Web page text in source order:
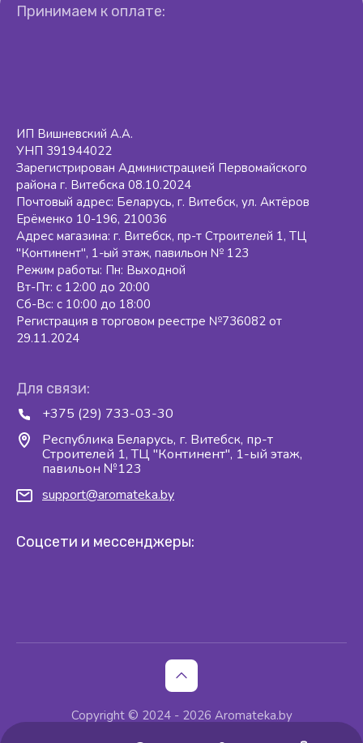
Для связи:
+375 (29) 733-03-30
Республика Беларусь, г. Витебск, пр-т
Строителей 1, ТЦ "Континент", 1-ый этаж,
павильон №123
support@aromateka.by
Соцсети и мессенджеры:
Принимаем к оплате:
ИП Вишневский А.А.
УНП 391944022
Зарегистрирован Администрацией Первомайского
района г. Витебска 08.10.2024
Почтовый адрес: Беларусь, г. Витебск, ул. Актёров
Ерёменко 10-196, 210036
Адрес магазина: г. Витебск, пр-т Строителей 1, ТЦ
"Континент", 1-ый этаж, павильон № 123
Режим работы: Пн: Выходной
Вт-Пт: с 12:00 до 20:00
Сб-Вс: с 10:00 до 18:00
Регистрация в торговом реестре №736082 от
29.11.2024
Copyright © 2024 - 2026 Aromateka.by